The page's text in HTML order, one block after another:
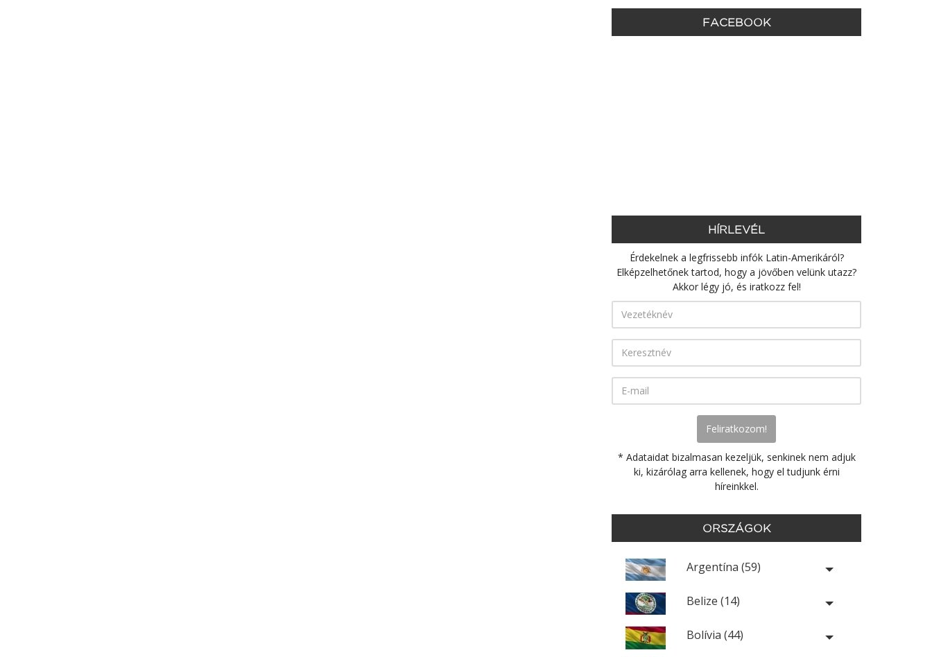
FACEBOOK
HÍRLEVÉL
Érdekelnek a legfrissebb infók Latin-Amerikáról?
Elképzelhetőnek tartod, hogy a jövőben velünk utazz?
Akkor légy jó, és iratkozz fel!
* Adataidat bizalmasan kezeljük, senkinek nem adjuk
ki, kizárólag arra kellenek, hogy el tudjunk érni
híreinkkel.
ORSZÁGOK
Argentína (59)
Belize (14)
Bolívia (44)